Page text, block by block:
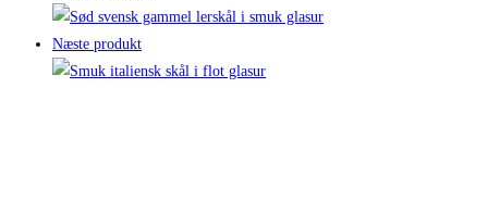
Næste produkt